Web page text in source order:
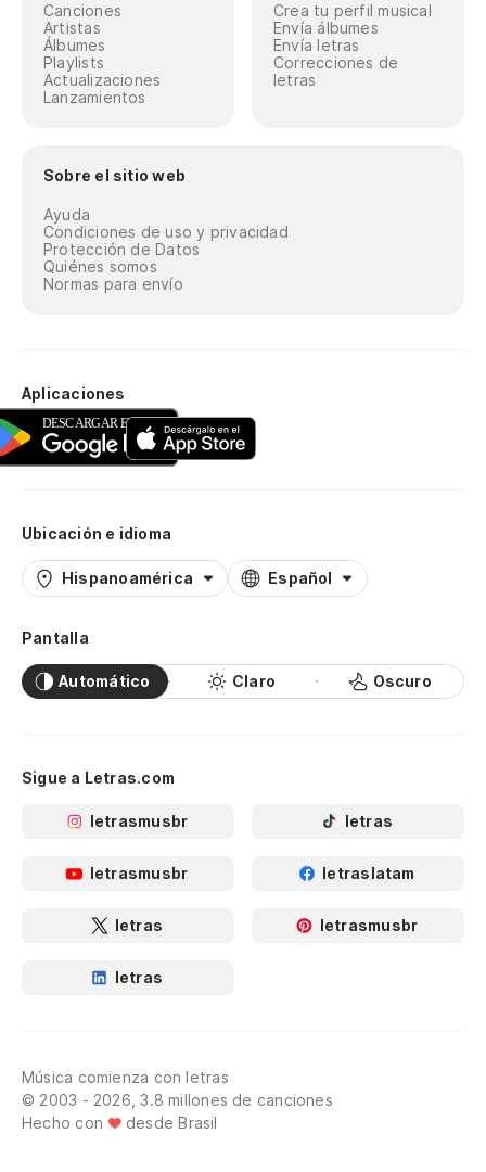
Canciones
Artistas
Álbumes
Playlists
Actualizaciones
Lanzamientos
Crea tu perfil musical
Envía álbumes
Envía letras
Correcciones de
letras
Sobre el sitio web
Ayuda
Condiciones de uso y privacidad
Protección de Datos
Quiénes somos
Normas para envío
Aplicaciones
Ubicación e idioma
Hispanoamérica Español
Pantalla
Automático Claro Oscuro
Sigue a Letras.com
letrasmusbr letras
letrasmusbr letraslatam
letras letrasmusbr
letras
Música comienza con letras
© 2003 - 2026, 3.8 millones de canciones
Hecho con
desde Brasil